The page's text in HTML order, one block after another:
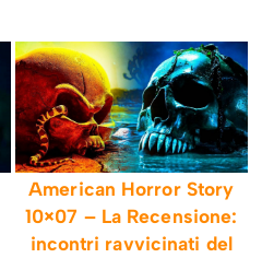
American Horror Story
10×07 – La Recensione:
incontri ravvicinati del